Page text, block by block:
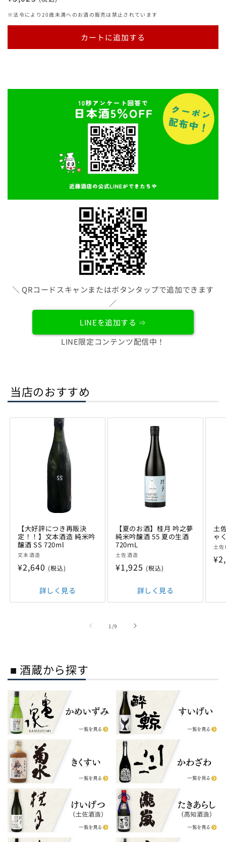
常
価
※法令により20歳未満へのお酒の販売は禁止されています
カートに追加する
＼ QRコードスキャンまたはボタンタップで追加できます
／
LINEを追加する ⇒
LINE限定コンテンツ配信中！
当店のおすすめ
【大好評につき再販決
定！！】文本酒造 純米吟
醸酒 SS 720ml
販
売
文本酒造
通
格
¥2,640 (税込)
詳しく見る
【夏のお酒】桂月 吟之夢
純米吟醸酒 55 夏の生酒
720ｍL
販
売
土佐酒造
通
格
¥1,925 (税込)
詳しく見る
土
ゃ
販
売
土
通
1 /の
9
■ 酒蔵から探す